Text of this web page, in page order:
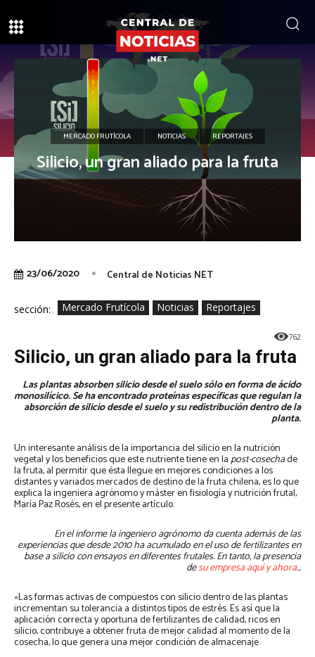
MERCADO FRUTÍCOLA NOTICIAS REPORTAJES
Silicio, un gran aliado para la fruta
23/06/2020 Central de Noticias NET
sección: Mercado Frutícola Noticias Reportajes
762
Silicio, un gran aliado para la fruta
Las plantas absorben silicio desde el suelo sólo en forma de ácido
monosilícico. Se ha encontrado proteínas específicas que regulan la
absorción de silicio desde el suelo y su redistribución dentro de la
planta.
Un interesante análisis de la importancia del silicio en la nutrición
vegetal y los beneficios que este nutriente tiene en lapost-cosechade
la fruta, al permitir que ésta llegue en mejores condiciones a los
distantes y variados mercados de destino de la fruta chilena, es lo que
explica la ingeniera agrónomo y máster en fisiología y nutrición frutal,
María Paz Rosés, en el presente artículo.
En el informe la ingeniero agrónomo da cuenta además de las
experiencias que desde 2010 ha acumulado en el uso de fertilizantes en
base a silicio con ensayos en diferentes frutales. En tanto, la presencia
desu empresa aquí y ahora…
«Las formas activas de compuestos con silicio dentro de las plantas
incrementan su tolerancia a distintos tipos de estrés. Es así que la
aplicación correcta y oportuna de fertilizantes de calidad, ricos en
silicio, contribuye a obtener fruta de mejor calidad al momento de la
cosecha, lo que genera una mejor condición de almacenaje.